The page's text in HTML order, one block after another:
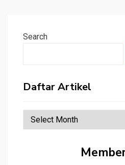
Search
Daftar Artikel
Daftar
Artikel